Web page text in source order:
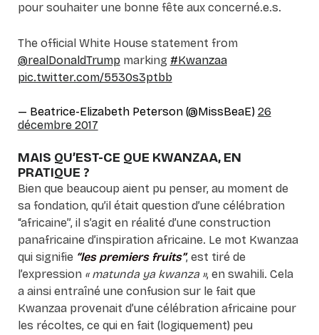
pour souhaiter une bonne fête aux concerné.e.s.
The official White House statement from
@realDonaldTrumpmarking #Kwanzaa
pic.twitter.com/5530s3ptbb
— Beatrice-Elizabeth Peterson (@MissBeaE) 26
décembre 2017
MAIS QU’EST-CE QUE KWANZAA, EN
PRATIQUE ?
Bien que beaucoup aient pu penser, au moment de
sa fondation, qu’il était question d’une célébration
“africaine”, il s’agit en réalité d’une construction
panafricaine d’inspiration africaine. Le mot Kwanzaa
qui signifie“les premiers fruits”, est tiré de
l’expression « matunda ya kwanza », en swahili. Cela
a ainsi entraîné une confusion sur le fait que
Kwanzaa provenait d’une célébration africaine pour
les récoltes, ce qui en fait (logiquement) peu